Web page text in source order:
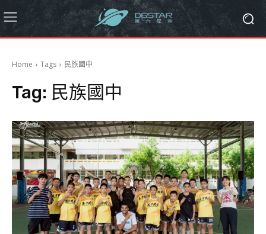
Home Tags 民族國中
Tag: 民族國中